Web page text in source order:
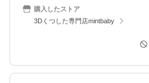
購入したストア
3Dくつした専門店mintbaby